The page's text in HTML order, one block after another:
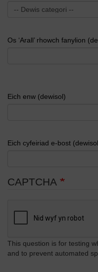
Os ‘Arall’ rhowch fanylion
Eich enw (dewisol)
Eich cyfeiriad e-bost
CAPTCHA
This question is for testing
and to prevent automated